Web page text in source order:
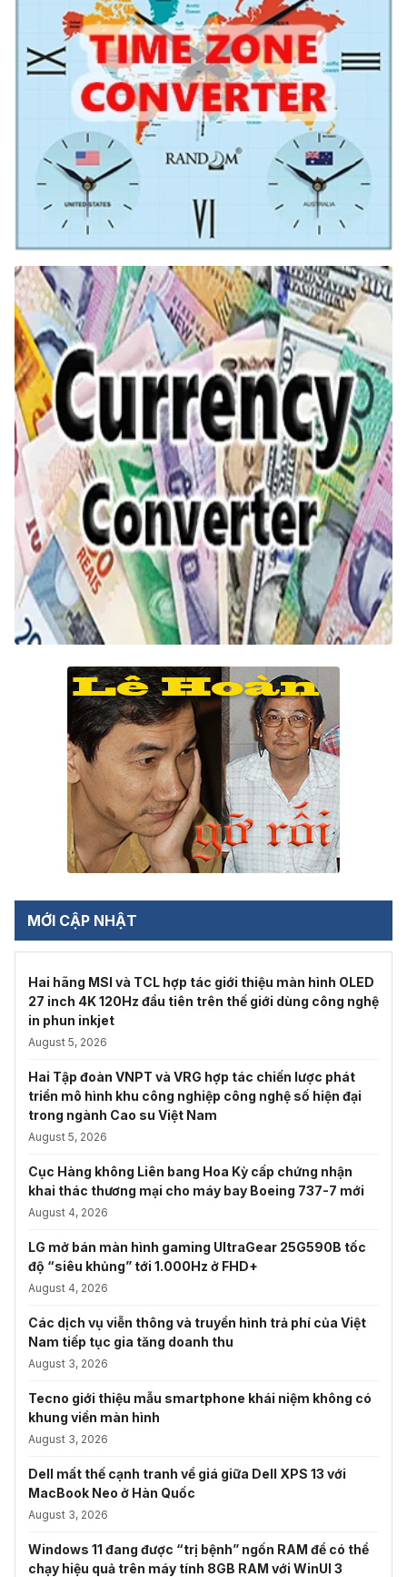
MỚI CẬP NHẬT
Hai hãng MSI và TCL hợp tác giới thiệu màn hình OLED
27 inch 4K 120Hz đầu tiên trên thế giới dùng công nghệ
in phun inkjet
August 5, 2026
Hai Tập đoàn VNPT và VRG hợp tác chiến lược phát
triển mô hình khu công nghiệp công nghệ số hiện đại
trong ngành Cao su Việt Nam
August 5, 2026
Cục Hàng không Liên bang Hoa Kỳ cấp chứng nhận
khai thác thương mại cho máy bay Boeing 737-7 mới
August 4, 2026
LG mở bán màn hình gaming UltraGear 25G590B tốc
độ “siêu khủng” tới 1.000Hz ở FHD+
August 4, 2026
Các dịch vụ viễn thông và truyền hình trả phí của Việt
Nam tiếp tục gia tăng doanh thu
August 3, 2026
Tecno giới thiệu mẫu smartphone khái niệm không có
khung viền màn hình
August 3, 2026
Dell mất thế cạnh tranh về giá giữa Dell XPS 13 với
MacBook Neo ở Hàn Quốc
August 3, 2026
Windows 11 đang được “trị bệnh” ngốn RAM để có thể
chạy hiệu quả trên máy tính 8GB RAM với WinUI 3